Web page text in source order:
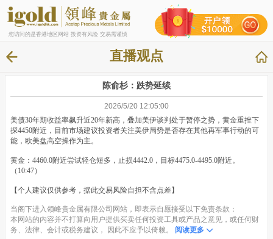
您访问的是香港地区网站 投资有风险 交易需谨慎
直播观点
陈俞杉：跌势延续
2026/5/20 12:05:00
美债30年期收益率飙升近20年新高，叠加美伊谈判处于暂停之势，黄金重挫下
探4450附近，目前市场建议投资者关注美伊局势是否存在其他再军事行动的可
能，欧美盘高空操作为主。
黄金：4460.0附近尝试轻仓短多，止损4442.0，目标4475.0-4495.0附近。
（10:47）
【个人建议仅供参考，据此交易风险自担不含点差】
当阁下进入领峰贵金属有限公司网站，即表示自愿接受以下免责条款：
本网站的内容并不打算向用户提供买卖任何投资工具或产品之意见，或任何财
务、法律、会计或税务建议， 因此不应予以倚赖。
阅读更多